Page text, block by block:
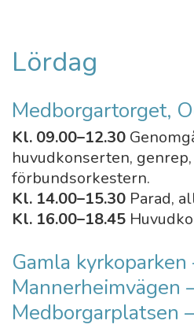
Lördag
Medborgartorget,
Kl. 09.00–12.30
huvudkonserten,
förbundsorkestern.
Kl. 14.00–15.30 Parad,
Kl. 16.00–18.45
Gamla
Mannerheimvägen
Medborgarplatsen